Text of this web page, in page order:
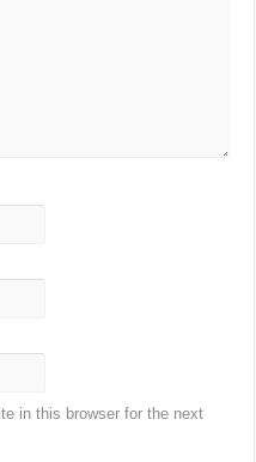
in this browser for the next